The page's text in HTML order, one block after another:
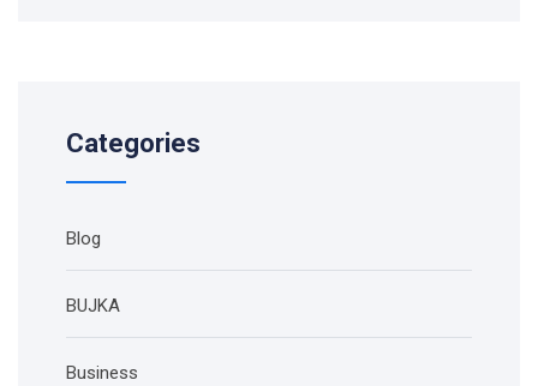
Categories
Blog
BUJKA
Business